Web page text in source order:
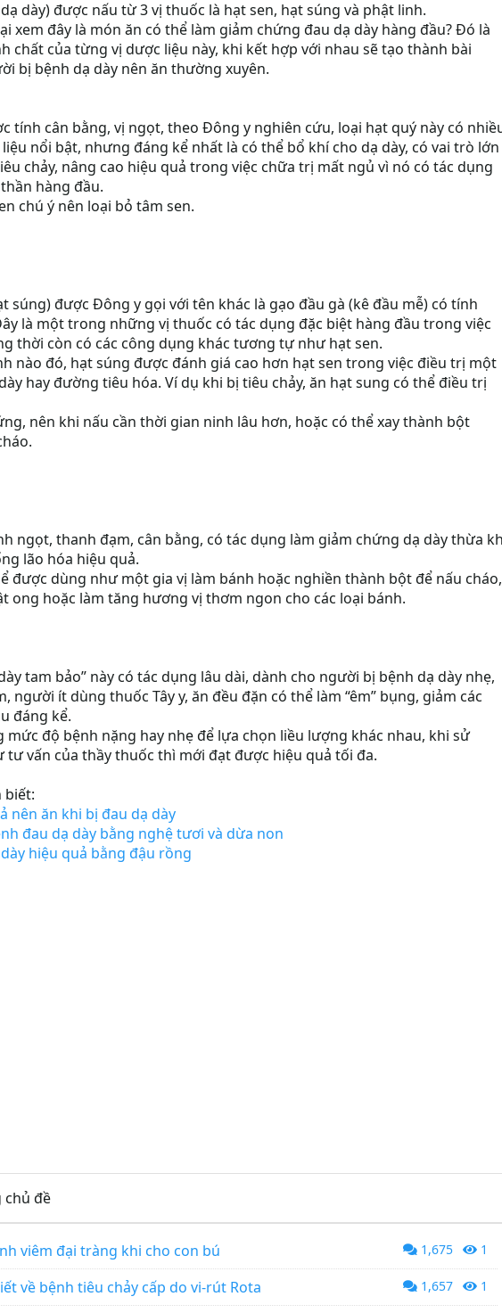
dày) được nấu từ 3 vị thuốc là hạt sen, hạt súng và phật linh.
xem đây là món ăn có thể làm giảm chứng đau dạ dày hàng đầu? Đó là
chất của từng vị dược liệu này, khi kết hợp với nhau sẽ tạo thành bài
bị bệnh dạ dày nên ăn thường xuyên.
tính cân bằng, vị ngọt, theo Đông y nghiên cứu, loại hạt quý này có
nổi bật, nhưng đáng kể nhất là có thể bổ khí cho dạ dày, có vai trò lớn
chảy, nâng cao hiệu quả trong việc chữa trị mất ngủ vì nó có tác dụng
hàng đầu.
chú ý nên loại bỏ tâm sen.
súng) được Đông y gọi với tên khác là gạo đầu gà (kê đầu mễ) có tính
là một trong những vị thuốc có tác dụng đặc biệt hàng đầu trong việc
thời còn có các công dụng khác tương tự như hạt sen.
nào đó, hạt súng được đánh giá cao hơn hạt sen trong việc điều trị một
hay đường tiêu hóa. Ví dụ khi bị tiêu chảy, ăn hạt sung có thể điều trị
nên khi nấu cần thời gian ninh lâu hơn, hoặc có thể xay thành bột
ngọt, thanh đạm, cân bằng, có tác dụng làm giảm chứng dạ dày thừa
lão hóa hiệu quả.
được dùng như một gia vị làm bánh hoặc nghiền thành bột để nấu cháo,
ong hoặc làm tăng hương vị thơm ngon cho các loại bánh.
tam bảo” này có tác dụng lâu dài, dành cho người bị bệnh dạ dày nhẹ,
người ít dùng thuốc Tây y, ăn đều đặn có thể làm “êm” bụng, giảm các
đáng kể.
mức độ bệnh nặng hay nhẹ để lựa chọn liều lượng khác nhau, khi sử
tư vấn của thầy thuốc thì mới đạt được hiệu quả tối đa.
biết:
nên ăn khi bị đau dạ dày
đau dạ dày bằng nghệ tươi và dừa non
hiệu quả bằng đậu rồng
chủ đề
viêm đại tràng khi cho con bú 1
1,675
về bệnh tiêu chảy cấp do vi-rút Rota 1
1,657